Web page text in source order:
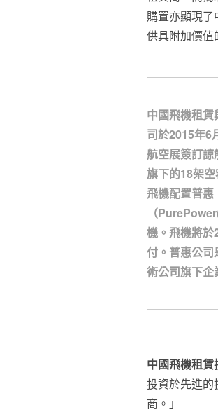
購置亦顯現
供具附加價值
中國飛機租
司於2015年6
航空展簽訂諒
旗下的18架
飛機配置普惠
（
機。飛機將於
付。普惠公司
術公司旗下企
中國飛機租賃
投資於先進的
商。」